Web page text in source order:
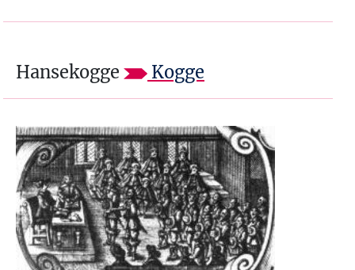
Hansekogge Kogge